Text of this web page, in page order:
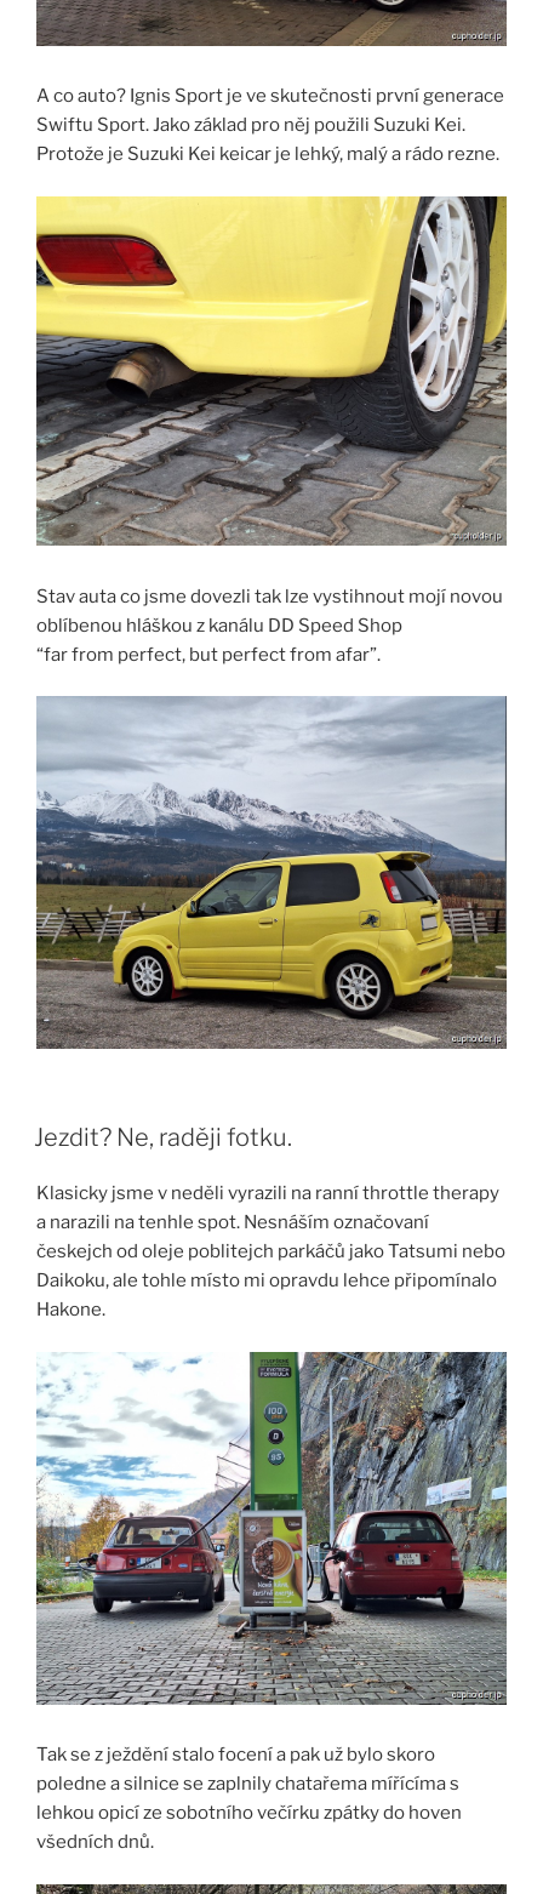
A co auto? Ignis Sport je ve skutečnosti první generace
Swiftu Sport. Jako základ pro něj použili Suzuki Kei.
Protože je Suzuki Kei keicar je lehký, malý a rádo rezne.
Stav auta co jsme dovezli tak lze vystihnout mojí novou
oblíbenou hláškou z kanálu DD Speed Shop
“far from perfect, but perfect from afar”.
Jezdit? Ne, raději fotku.
Klasicky jsme v neděli vyrazili na ranní throttle therapy
a narazili na tenhle spot. Nesnáším označovaní
českejch od oleje poblitejch parkáčů jako Tatsumi nebo
Daikoku, ale tohle místo mi opravdu lehce připomínalo
Hakone.
Tak se z ježdění stalo focení a pak už bylo skoro
poledne a silnice se zaplnily chatařema mířícíma s
lehkou opicí ze sobotního večírku zpátky do hoven
všedních dnů.